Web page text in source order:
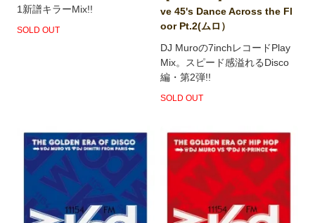
1新譜キラーMix!!
SOLD OUT
ve 45's Dance Across the Fl
oor Pt.2(ムロ）
DJ Muroの7inchレコードPlay
Mix。スピード感溢れるDisco
編・第2弾!!
SOLD OUT